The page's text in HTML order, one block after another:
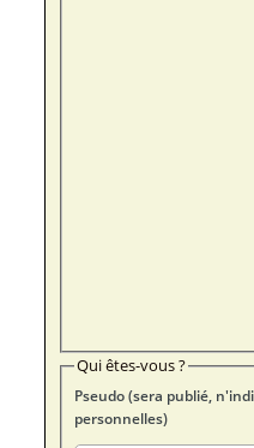
Qui êtes-vous ?
Pseudo (sera publié,
personnelles)